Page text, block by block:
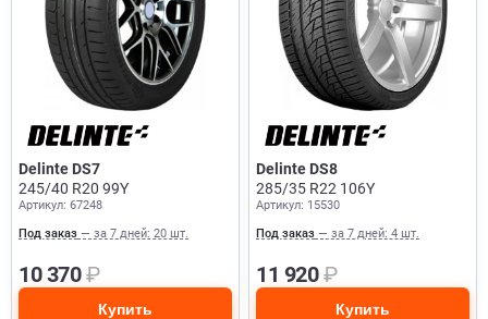
Delinte DS7
245/40 R20 99Y
Артикул: 67248
Под заказ — за 7 дней: 20 шт.
10 370₽
Купить
Delinte DS8
285/35 R22 106Y
Артикул: 15530
Под заказ — за 7 дней: 4 шт.
11 920₽
Купить